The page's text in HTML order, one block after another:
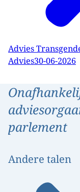
Advies
Advies30-06-2026
parlement
Andere talen